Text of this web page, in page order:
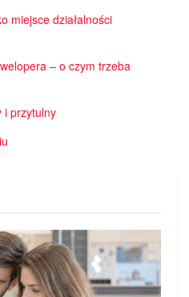
miejsce działalności
– o czym trzeba
i przytulny